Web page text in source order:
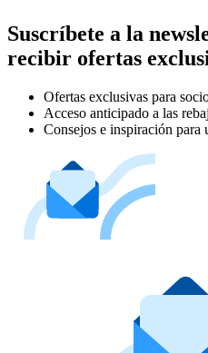
Suscríbete a la
recibir ofertas
Ofertas exclusivas para
Acceso anticipado a las
Consejos e inspiración para